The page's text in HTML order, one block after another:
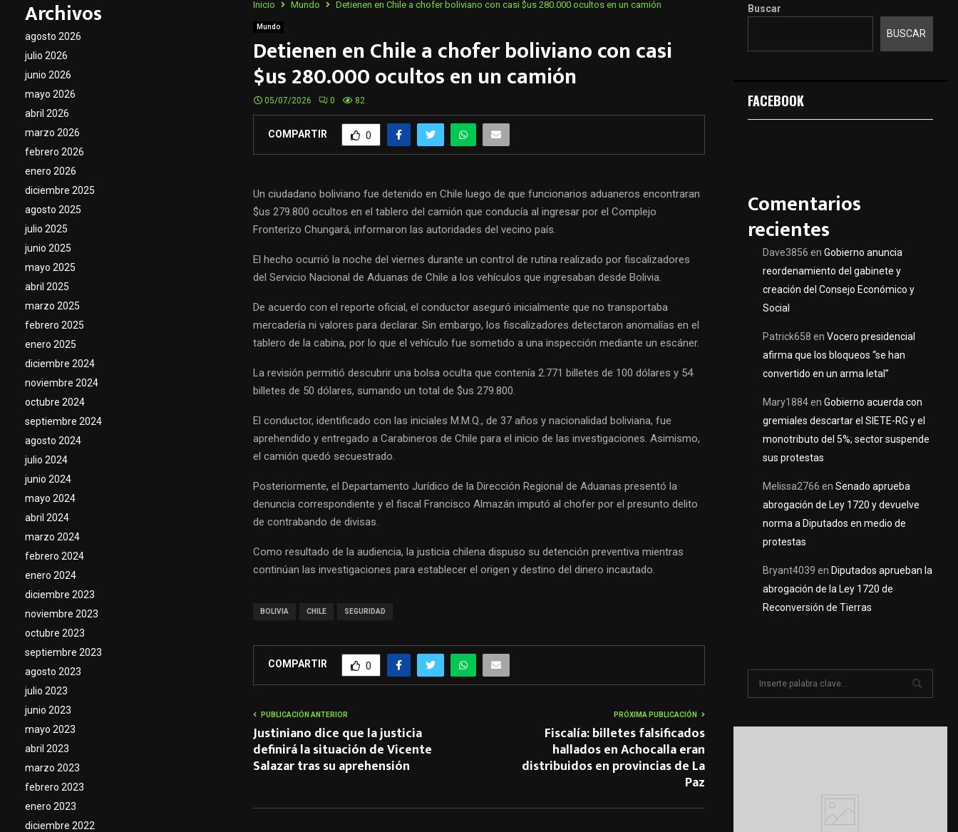
Inicio Mundo Detienen en Chile a chofer boliviano con casi $us 280.000 ocultos en un camión
Mundo
Detienen en Chile a chofer boliviano con casi
$us 280.000 ocultos en un camión
05/07/2026 0 82
COMPARTIR 0
Un ciudadano boliviano fue detenido en Chile luego de que funcionarios aduaneros encontraran
$us 279.800 ocultos en el tablero del camión que conducía al ingresar por el Complejo
Fronterizo Chungará, informaron las autoridades del vecino país.
El hecho ocurrió la noche del viernes durante un control de rutina realizado por fiscalizadores
del Servicio Nacional de Aduanas de Chile a los vehículos que ingresaban desde Bolivia.
De acuerdo con el reporte oficial, el conductor aseguró inicialmente que no transportaba
mercadería ni valores para declarar. Sin embargo, los fiscalizadores detectaron anomalías en el
tablero de la cabina, por lo que el vehículo fue sometido a una inspección mediante un escáner.
La revisión permitió descubrir una bolsa oculta que contenía 2.771 billetes de 100 dólares y 54
billetes de 50 dólares, sumando un total de $us 279.800.
El conductor, identificado con las iniciales M.M.Q., de 37 años y nacionalidad boliviana, fue
aprehendido y entregado a Carabineros de Chile para el inicio de las investigaciones. Asimismo,
el camión quedó secuestrado.
Posteriormente, el Departamento Jurídico de la Dirección Regional de Aduanas presentó la
denuncia correspondiente y el fiscal Francisco Almazán imputó al chofer por el presunto delito
de contrabando de divisas.
Como resultado de la audiencia, la justicia chilena dispuso su detención preventiva mientras
continúan las investigaciones para establecer el origen y destino del dinero incautado.
BOLIVIA CHILE SEGURIDAD
COMPARTIR 0
PUBLICACIÓN ANTERIOR
Justiniano dice que la justicia
definirá la situación de Vicente
Salazar tras su aprehensión
PRÓXIMA PUBLICACIÓN
Fiscalía: billetes falsificados
hallados en Achocalla eran
distribuidos en provincias de La
Paz
Archivos
agosto 2026
julio 2026
junio 2026
mayo 2026
abril 2026
marzo 2026
febrero 2026
enero 2026
diciembre 2025
agosto 2025
julio 2025
junio 2025
mayo 2025
abril 2025
marzo 2025
febrero 2025
enero 2025
diciembre 2024
noviembre 2024
octubre 2024
septiembre 2024
agosto 2024
julio 2024
junio 2024
mayo 2024
abril 2024
marzo 2024
febrero 2024
enero 2024
diciembre 2023
noviembre 2023
octubre 2023
septiembre 2023
agosto 2023
julio 2023
junio 2023
mayo 2023
abril 2023
marzo 2023
febrero 2023
enero 2023
diciembre 2022
Buscar
BUSCAR
FACEBOOK
Comentarios
recientes
Dave3856 en Gobierno anuncia
reordenamiento del gabinete y
creación del Consejo Económico y
Social
Patrick658 en Vocero presidencial
afirma que los bloqueos “se han
convertido en un arma letal”
Mary1884en Gobierno acuerda con
gremiales descartar el SIETE-RG y el
monotributo del 5%; sector suspende
sus protestas
Melissa2766 en Senado aprueba
abrogación de Ley 1720 y devuelve
norma a Diputados en medio de
protestas
Bryant4039 en Diputados aprueban la
abrogación de la Ley 1720 de
Reconversión de Tierras